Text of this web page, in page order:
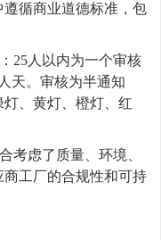
循商业道德标准，包
25人以内为一个审核
天。审核为半通知
、黄灯、橙灯、红
考虑了质量、环境、
工厂的合规性和可持